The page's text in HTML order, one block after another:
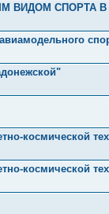
ВИДОМ СПОРТА
космической
космической